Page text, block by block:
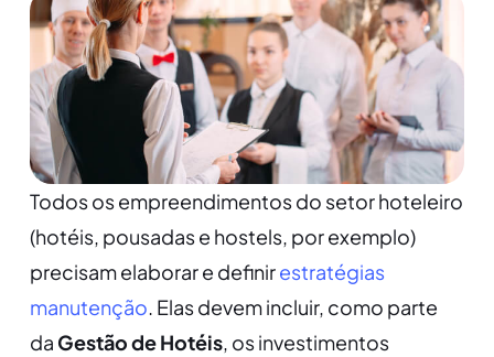
Todos os empreendimentos do setor hoteleiro
(hotéis, pousadas e hostels, por exemplo)
precisam elaborar e definirestratégias
manutenção. Elas devem incluir, como parte
da Gestão de Hotéis, os investimentos